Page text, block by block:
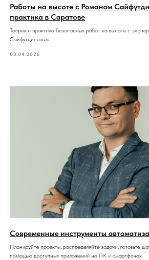
Работы на высоте с Романом
практика в Саратове
Теория и практика безопасных работ на высоте с
Сайфутдиновым
08.04.2026
Современные инструменты
Планируйте проекты, распределяйте задачи, готовьте
помощью доступных приложений на ПК и смартфонах